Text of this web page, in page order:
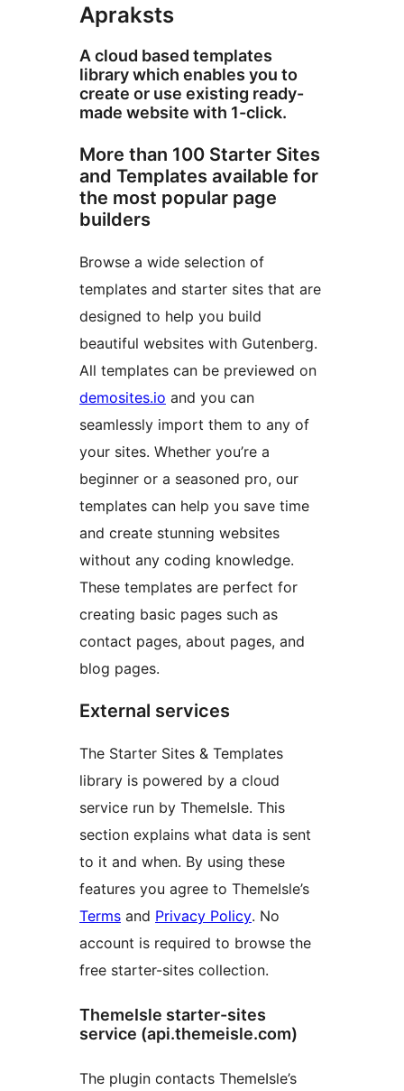
Apraksts
A cloud based templates
library which enables you to
create or use existing ready-
made website with 1-click.
More than 100 Starter Sites
and Templates available for
the most popular page
builders
Browse a wide selection of
templates and starter sites that are
designed to help you build
beautiful websites with Gutenberg.
All templates can be previewed on
demosites.io and you can
seamlessly import them to any of
your sites. Whether you’re a
beginner or a seasoned pro, our
templates can help you save time
and create stunning websites
without any coding knowledge.
These templates are perfect for
creating basic pages such as
contact pages, about pages, and
blog pages.
External services
The Starter Sites & Templates
library is powered by a cloud
service run by ThemeIsle. This
section explains what data is sent
to it and when. By using these
features you agree to ThemeIsle’s
Terms and Privacy Policy. No
account is required to browse the
free starter-sites collection.
ThemeIsle starter-sites
service (api.themeisle.com)
The plugin contacts ThemeIsle’s